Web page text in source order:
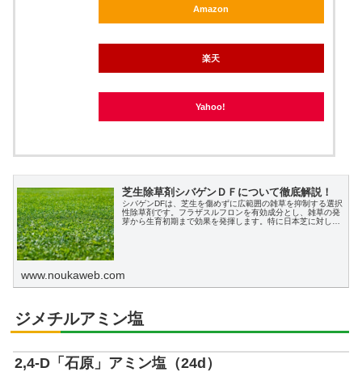
Amazon
楽天
Yahoo!
芝生除草剤シバゲンＤＦについて徹底解説！
シバゲンDFは、芝生を傷めずに広範囲の雑草を抑制する選択
性除草剤です。フラザスルフロンを有効成分とし、雑草の発
芽から生育初期まで効果を発揮します。特に日本芝に対して
www.noukaweb.com
ジメチルアミン塩
2,4-D「石原」アミン塩（24d）
Facebook
はてブ
コピー